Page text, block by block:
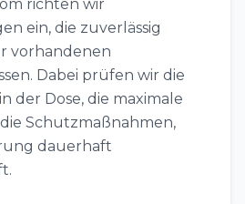
richten wir
ein, die zuverlässig
vorhandenen
Dabei prüfen wir die
der Dose, die maximale
Schutzmaßnahmen,
dauerhaft